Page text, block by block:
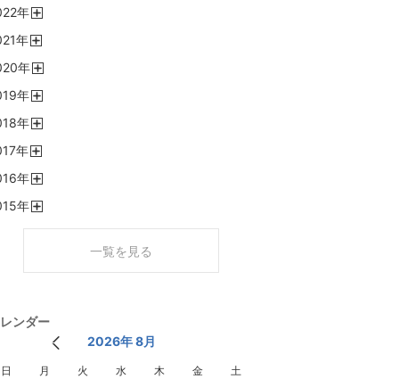
年
年
年
年
年
年
年
年
一覧を見る
ンダー
2026年 8月
日 月 火 水 木 金 土